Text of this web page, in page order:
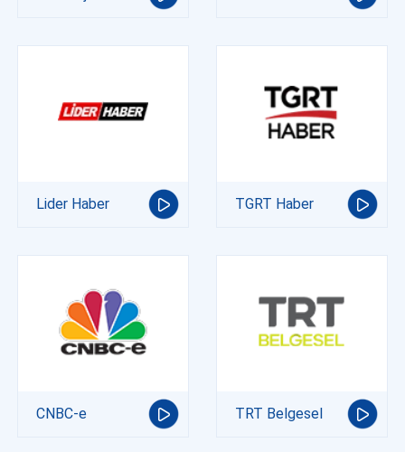
Lider Haber TGRT Haber
CNBC-e TRT Belgesel